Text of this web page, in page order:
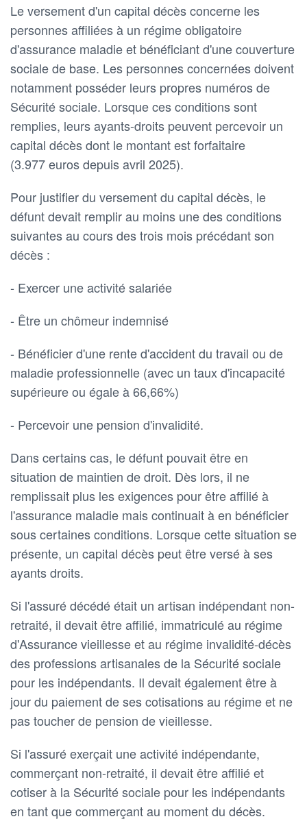
Le versement d'un capital décès concerne les
personnes affiliées à un régime obligatoire
d'assurance maladie et bénéficiant d'une couverture
sociale de base. Les personnes concernées doivent
notamment posséder leurs propres numéros de
Sécurité sociale. Lorsque ces conditions sont
remplies, leurs ayants-droits peuvent percevoir un
capital décès dont le montant est forfaitaire
(3.977 euros depuis avril 2025).
Pour justifier du versement du capital décès, le
défunt devait remplir au moins une des conditions
suivantes au cours des trois mois précédant son
décès :
- Exercer une activité salariée
- Être un chômeur indemnisé
- Bénéficier d'une rente d'accident du travail ou de
maladie professionnelle (avec un taux d'incapacité
supérieure ou égale à 66,66%)
- Percevoir une pension d'invalidité.
Dans certains cas, le défunt pouvait être en
situation de maintien de droit. Dès lors, il ne
remplissait plus les exigences pour être affilié à
l'assurance maladie mais continuait à en bénéficier
sous certaines conditions. Lorsque cette situation se
présente, un capital décès peut être versé à ses
ayants droits.
Si l'assuré décédé était un artisan indépendant non-
retraité, il devait être affilié, immatriculé au régime
d'Assurance vieillesse et au régime invalidité-décès
des professions artisanales de la Sécurité sociale
pour les indépendants. Il devait également être à
jour du paiement de ses cotisations au régime et ne
pas toucher de pension de vieillesse.
Si l'assuré exerçait une activité indépendante,
commerçant non-retraité, il devait être affilié et
cotiser à la Sécurité sociale pour les indépendants
en tant que commerçant au moment du décès.